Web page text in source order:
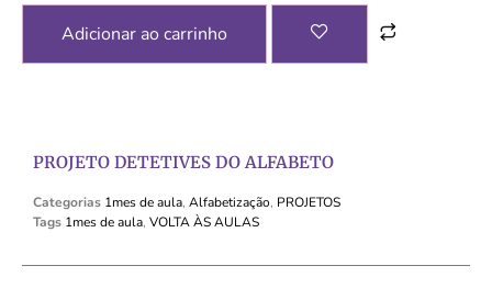
Adicionar ao carrinho
PROJETO DETETIVES DO ALFABETO
Categorias 1mes de aula, Alfabetização, PROJETOS
Tags 1mes de aula, VOLTA ÀS AULAS